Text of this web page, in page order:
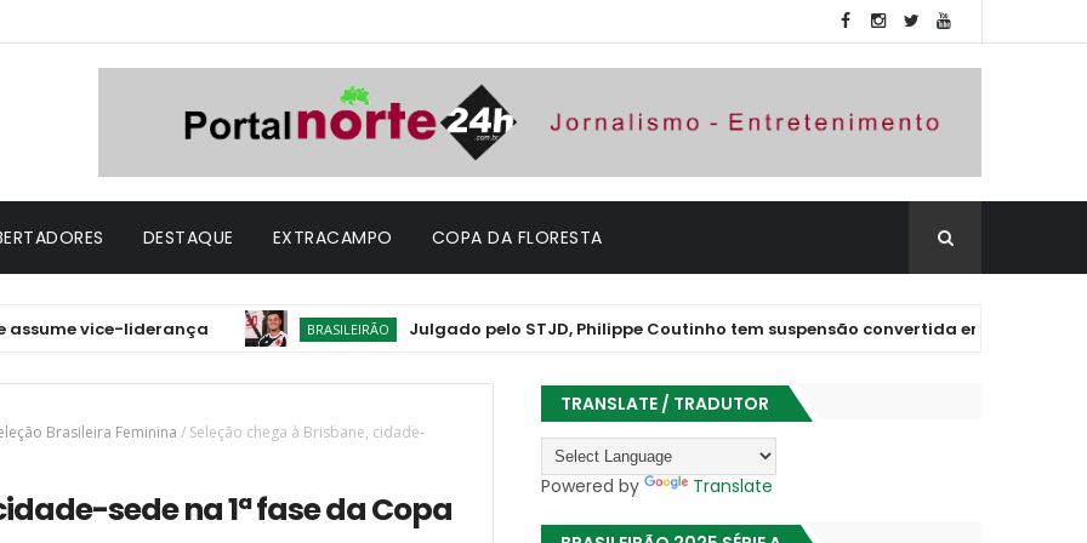
DESTAQUE EXTRACAMPO COPA DA FLORESTA
vice-liderança BRASILEIRÃO Julgado pelo STJD, Philippe Coutinho tem suspensão convertida em advertência e está
Brasileira Feminina / Seleção chega à Brisbane, cidade-
sede na 1ª fase da Copa
TRANSLATE / TRADUTOR
Powered by Translate